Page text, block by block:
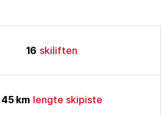
16 skiliften
45 km lengte skipiste